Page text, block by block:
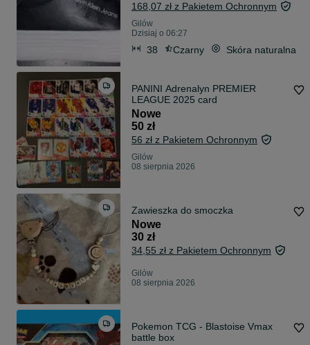
168,07 zł z Pakietem Ochronnym
Gilów
Dzisiaj o 06:27
38 Czarny Skóra naturalna
PANINI Adrenalyn PREMIER
LEAGUE 2025 card
Nowe
50 zł
56 zł z Pakietem Ochronnym
Gilów
08 sierpnia 2026
Zawieszka do smoczka
Nowe
30 zł
34,55 zł z Pakietem Ochronnym
Gilów
08 sierpnia 2026
Pokemon TCG - Blastoise Vmax
battle box